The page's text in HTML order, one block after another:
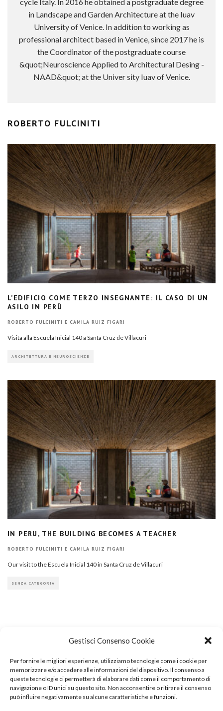
Gestisci Consenso Cookie
Per fornire le migliori esperienze, utilizziamo tecnologie come i cookie per
memorizzare e/o accedere alle informazioni del dispositivo. Il consenso a
queste tecnologie ci permetterà di elaborare dati come il comportamento di
navigazione o ID unici su questo sito. Non acconsentire o ritirare il consenso
può influire negativamente su alcune caratteristiche e funzioni.
in Landscape and Garden Architecture at the Iuav
University of Venice. In addition to working as
professional architect based in Venice, since 2017 he is
the Coordinator of the postgraduate course
&quot;Neuroscience Applied to Architectural Desing -
NAAD&quot; at the Univer sity Iuav of Venice.
ROBERTO FULCINITI
L’EDIFICIO COME TERZO INSEGNANTE: IL CASO DI UN
ASILO IN PERÙ
ROBERTO FULCINITI E CAMILA RUIZ FIGARI
Visita alla Escuela Inicial 140 a Santa Cruz de Villacuri
ARCHITETTURA E NEUROSCIENZE
IN PERU, THE BUILDING BECOMES A TEACHER
ROBERTO FULCINITI E CAMILA RUIZ FIGARI
Our visit to the Escuela Inicial 140 in Santa Cruz de Villacuri
SENZA CATEGORIA
COPYRIGHT
© TheArchitecturalPost 2024